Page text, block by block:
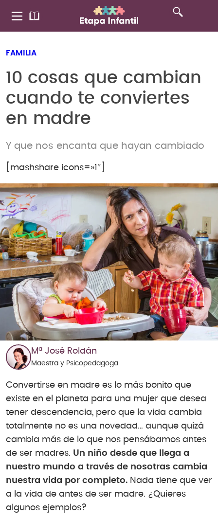
FAMILIA
10 cosas que cambian
cuando te conviertes
en madre
Y que nos encanta que hayan cambiado
[mashshare icons=»1″]
Mª José Roldán
Maestra y Psicopedagoga
Convertirse en madre es lo más bonito que
existe en el planeta para una mujer que desea
tener descendencia, pero que la vida cambia
totalmente no es una novedad… aunque quizá
cambia más de lo que nos pensábamos antes
de ser madres. Un niño desde que llega a
nuestro mundo a través de nosotras cambia
nuestra vida por completo. Nada tiene que ver
a la vida de antes de ser madre. ¿Quieres
algunos ejemplos?